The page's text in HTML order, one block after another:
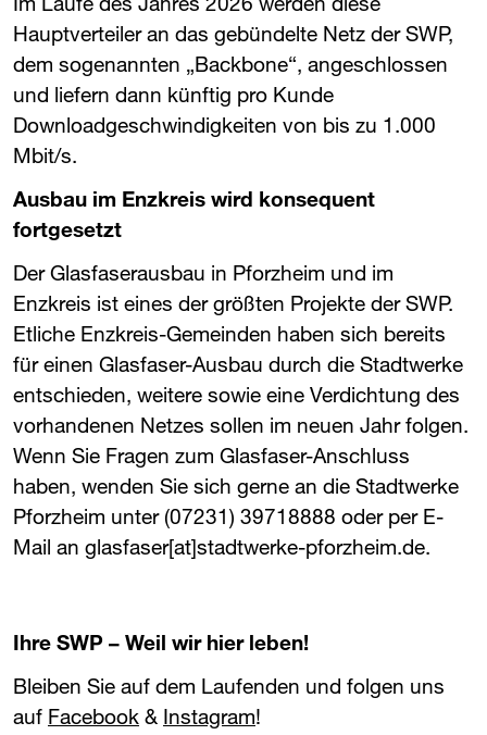
Hauptverteiler an das gebündelte Netz der ​SWP​,
dem sogenannten „Backbone“, angeschlossen
und liefern dann künftig pro Kunde
Downloadgeschwindigkeiten von bis zu 1.000
Mbit/s.
Ausbau im Enzkreis wird konsequent
fortgesetzt
Der Glasfaserausbau in Pforzheim und im
Enzkreis ist eines der größten Projekte der ​SWP​.
Etliche Enzkreis-Gemeinden haben sich bereits
für einen Glasfaser-Ausbau durch die Stadtwerke
entschieden, weitere sowie eine Verdichtung des
vorhandenen Netzes sollen im neuen Jahr folgen.
Wenn Sie Fragen zum Glasfaser-Anschluss
haben, wenden Sie sich gerne an die Stadtwerke
Pforzheim unter (07231) 39718888 oder per E-
Mail an glasfaser[at]stadtwerke-pforzheim.de.
Ihre ​ SWP ​ – Weil wir hier leben!
Bleiben Sie auf dem Laufenden und folgen uns
auf Facebook & Instagram!